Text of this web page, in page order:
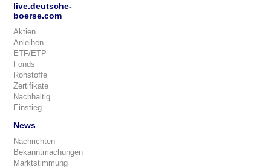
live.deutsche-
boerse.com
Aktien
Anleihen
ETF/ETP
Fonds
Rohstoffe
Zertifikate
Nachhaltig
Einstieg
News
Nachrichten
Bekanntmachungen
Marktstimmung